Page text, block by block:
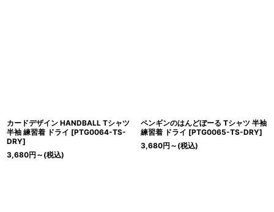
カードデザイン HANDBALL Tシャツ
半袖 練習着 ドライ [PTG0064-TS-
DRY]
3,680円 ～ (税込)
ペンギンのはんどぼーる Tシャツ 半袖
練習着 ドライ [PTG0065-TS-DRY]
3,680円 ～ (税込)